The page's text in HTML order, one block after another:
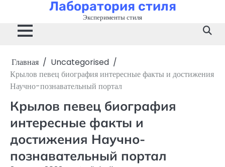
содержимому
Лаборатория стиля
Эксперименты стиля
Главная
Uncategorised
Крылов певец биография интересные факты и достижения
Научно-познавательный портал
Крылов певец биография
интересные факты и
достижения Научно-
познавательный портал